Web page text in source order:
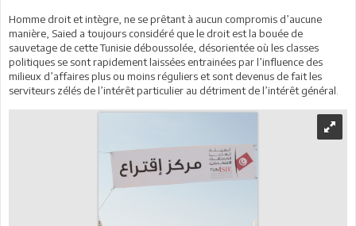
Homme droit et intègre, ne se prêtant à aucun compromis d’aucune
manière, Saied a toujours considéré que le droit est la bouée de
sauvetage de cette Tunisie déboussolée, désorientée où les classes
politiques se sont rapidement laissées entrainées par l’influence des
milieux d’affaires plus ou moins réguliers et sont devenus de fait les
serviteurs zélés de l’intérêt particulier au détriment de l’intérêt général.